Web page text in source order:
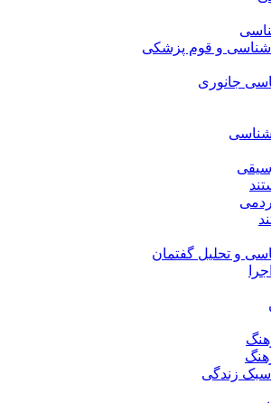
شناسی و قوم پزشکی
جانوری
و تحلیل گفتمان
زندگی